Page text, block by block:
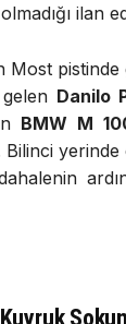
ilan
Most
gelen Danilo
BMW M
Bilinci